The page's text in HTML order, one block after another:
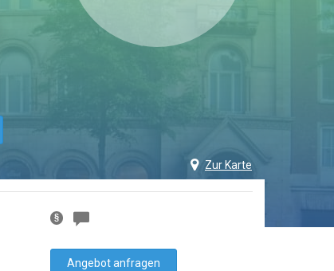
Zur Karte
Angebot anfragen